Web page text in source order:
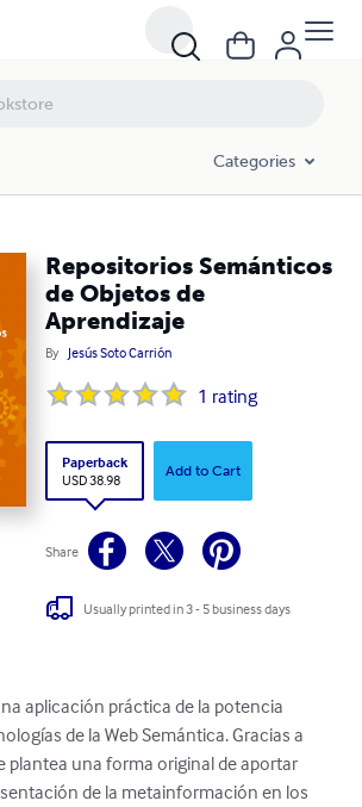
Categories
Repositorios Semánticos
de Objetos de
Aprendizaje
By Jesús Soto Carrión
1 rating
Paperback
USD 38.98
Add to Cart
Share
Usually printed in 3 - 5 business days
aplicación práctica de la potencia
de la Web Semántica. Gracias a
plantea una forma original de aportar
de la metainformación en los
de Objetos de Aprendizaje